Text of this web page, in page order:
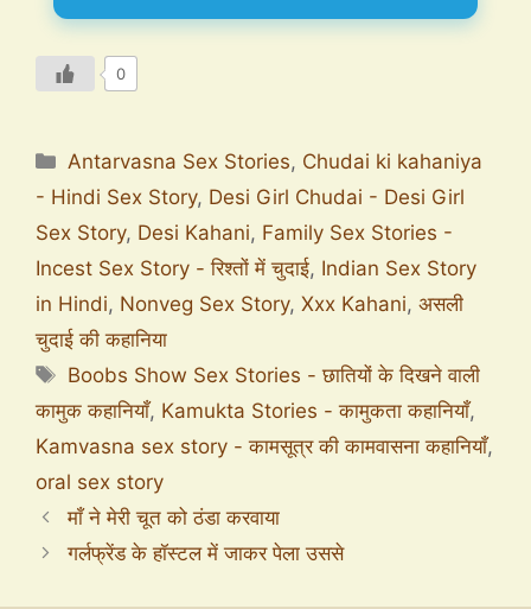
0
Antarvasna Sex Stories, Chudai ki kahaniya
- Hindi Sex Story, Desi Girl Chudai - Desi Girl
Sex Story, Desi Kahani, Family Sex Stories -
Incest Sex Story - रिश्तों में चुदाई, Indian Sex Story
in Hindi, Nonveg Sex Story, Xxx Kahani, असली
चुदाई की कहानिया
Boobs Show Sex Stories - छातियों के दिखने वाली
कामुक कहानियाँ, Kamukta Stories - कामुकता कहानियाँ,
Kamvasna sex story - कामसूत्र की कामवासना कहानियाँ,
oral sex story
माँ ने मेरी चूत को ठंडा करवाया
गर्लफ्रेंड के हॉस्टल में जाकर पेला उससे